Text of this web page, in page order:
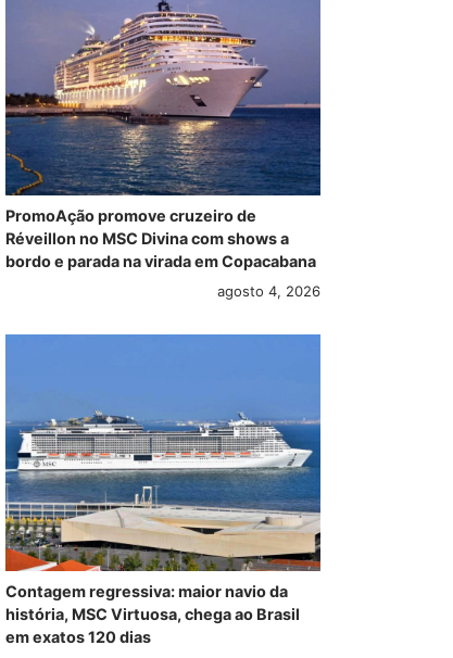
Cruzeiro temático
Festivalzinho em
Alto-Mar terá
Grupo MSC recebe
o Explora III,
PromoAção promove cruzeiro de
Réveillon no MSC Divina com shows a
bordo e parada na virada em Copacabana
agosto 4, 2026
Contagem regressiva: maior navio da
história, MSC Virtuosa, chega ao Brasil
em exatos 120 dias